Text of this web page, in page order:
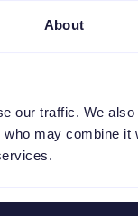
About
our traffic. We also
may combine it
proposons